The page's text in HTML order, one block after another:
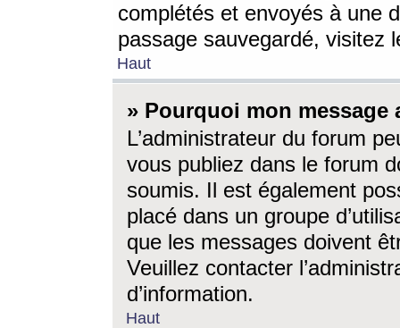
complétés et envoyés à une
passage sauvegardé, visitez
Haut
» Pourquoi mon message
L’administrateur du forum
vous publiez dans le forum
soumis. Il est également
placé dans un groupe
que les messages doivent
Veuillez contacter
d’information.
Haut